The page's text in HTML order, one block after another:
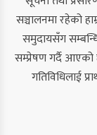
सञ्चालनमा रहेको
समुदायसँग
सम्प्रेषण गर्दै आएको
गतिविधिलाई